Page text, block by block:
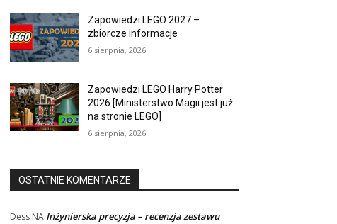
Zapowiedzi LEGO 2027 –
zbiorcze informacje
6 sierpnia, 2026
Zapowiedzi LEGO Harry Potter
2026 [Ministerstwo Magii jest już
na stronie LEGO]
6 sierpnia, 2026
OSTATNIE KOMENTARZE
Dess NA Inżynierska precyzja – recenzja zestawu